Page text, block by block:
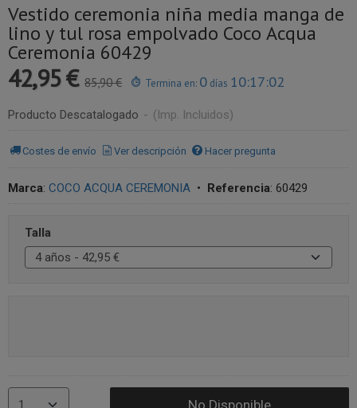
Vestido ceremonia niña media manga de
lino y tul rosa empolvado Coco Acqua
Ceremonia 60429
42,95 € 85,90 € Termina en: 0 días 10:17:02
Producto Descatalogado - (Imp. Incluidos)
Costes de envío Ver descripción Hacer pregunta
Marca: COCO ACQUA CEREMONIA • Referencia: 60429
Talla
No Disponible